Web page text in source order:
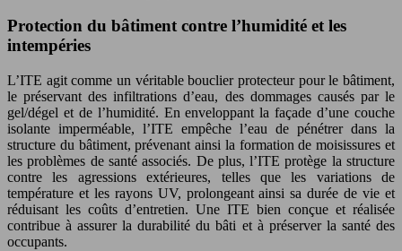
Protection du bâtiment contre l’humidité et les
intempéries
L’ITE agit comme un véritable bouclier protecteur pour le bâtiment,
le préservant des infiltrations d’eau, des dommages causés par le
gel/dégel et de l’humidité. En enveloppant la façade d’une couche
isolante imperméable, l’ITE empêche l’eau de pénétrer dans la
structure du bâtiment, prévenant ainsi la formation de moisissures et
les problèmes de santé associés. De plus, l’ITE protège la structure
contre les agressions extérieures, telles que les variations de
température et les rayons UV, prolongeant ainsi sa durée de vie et
réduisant les coûts d’entretien. Une ITE bien conçue et réalisée
contribue à assurer la durabilité du bâti et à préserver la santé des
occupants.